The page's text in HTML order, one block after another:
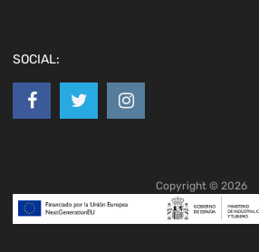
SOCIAL:
Copyright © 2026